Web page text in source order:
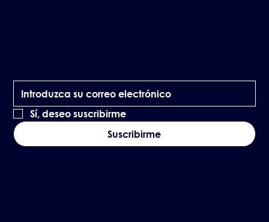
Sí, deseo suscribirme
Suscribirme